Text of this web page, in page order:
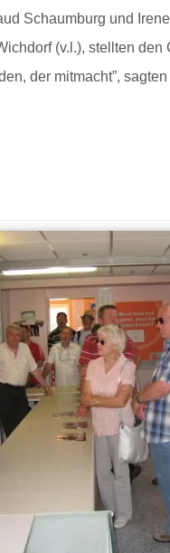
Schaumburg und
(v.l.), stellten den
der mitmacht”,